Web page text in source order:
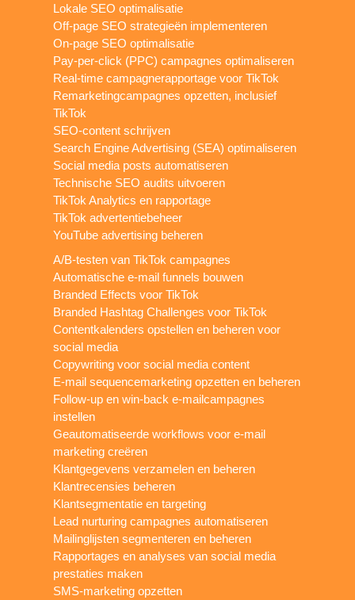
Lokale SEO optimalisatie
Off-page SEO strategieën implementeren
On-page SEO optimalisatie
Pay-per-click (PPC) campagnes optimaliseren
Real-time campagnerapportage voor TikTok
Remarketingcampagnes opzetten, inclusief
TikTok
SEO-content schrijven
Search Engine Advertising (SEA) optimaliseren
Social media posts automatiseren
Technische SEO audits uitvoeren
TikTok Analytics en rapportage
TikTok advertentiebeheer
YouTube advertising beheren
A/B-testen van TikTok campagnes
Automatische e-mail funnels bouwen
Branded Effects voor TikTok
Branded Hashtag Challenges voor TikTok
Contentkalenders opstellen en beheren voor
social media
Copywriting voor social media content
E-mail sequencemarketing opzetten en beheren
Follow-up en win-back e-mailcampagnes
instellen
Geautomatiseerde workflows voor e-mail
marketing creëren
Klantgegevens verzamelen en beheren
Klantrecensies beheren
Klantsegmentatie en targeting
Lead nurturing campagnes automatiseren
Mailinglijsten segmenteren en beheren
Rapportages en analyses van social media
prestaties maken
SMS-marketing opzetten